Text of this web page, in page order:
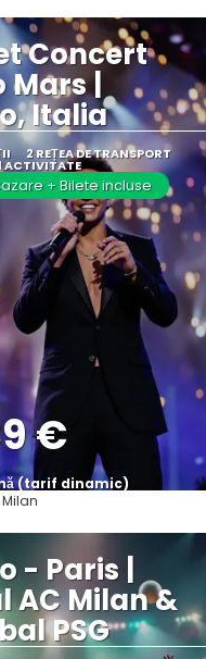
Concert
Mars |
Italia
2 REȚEA DE TRANSPORT
ACTIVITATE
+ Bilete incluse
€
(tarif dinamic)
Vezi mai multe
Milan
- Paris |
AC Milan &
PSG